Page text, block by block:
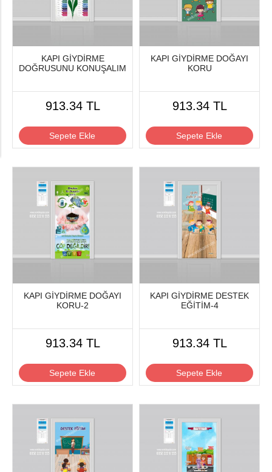
KAPI GİYDİRME
DOĞRUSUNU KONUŞALIM
913.34 TL
Sepete Ekle
KAPI GİYDİRME DOĞAYI
KORU
913.34 TL
Sepete Ekle
KAPI GİYDİRME DOĞAYI
KORU-2
913.34 TL
Sepete Ekle
KAPI GİYDİRME DESTEK
EĞİTİM-4
913.34 TL
Sepete Ekle